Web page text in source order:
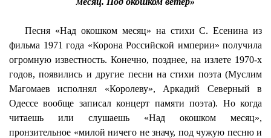
Песня «Над окошком месяц» на стихи С. Есенина из
фильма 1971 года «Корона Российской империи» получила
огромную известность. Конечно, позднее, на излете 1970-х
годов, появились и другие песни на стихи поэта (Муслим
Магомаев исполнял «Королеву», Аркадий Северный в
Одессе вообще записал концерт памяти поэта). Но когда
читаешь или слушаешь «Над окошком месяц»,
пронзительное «милой ничего не значу, под чужую песню и